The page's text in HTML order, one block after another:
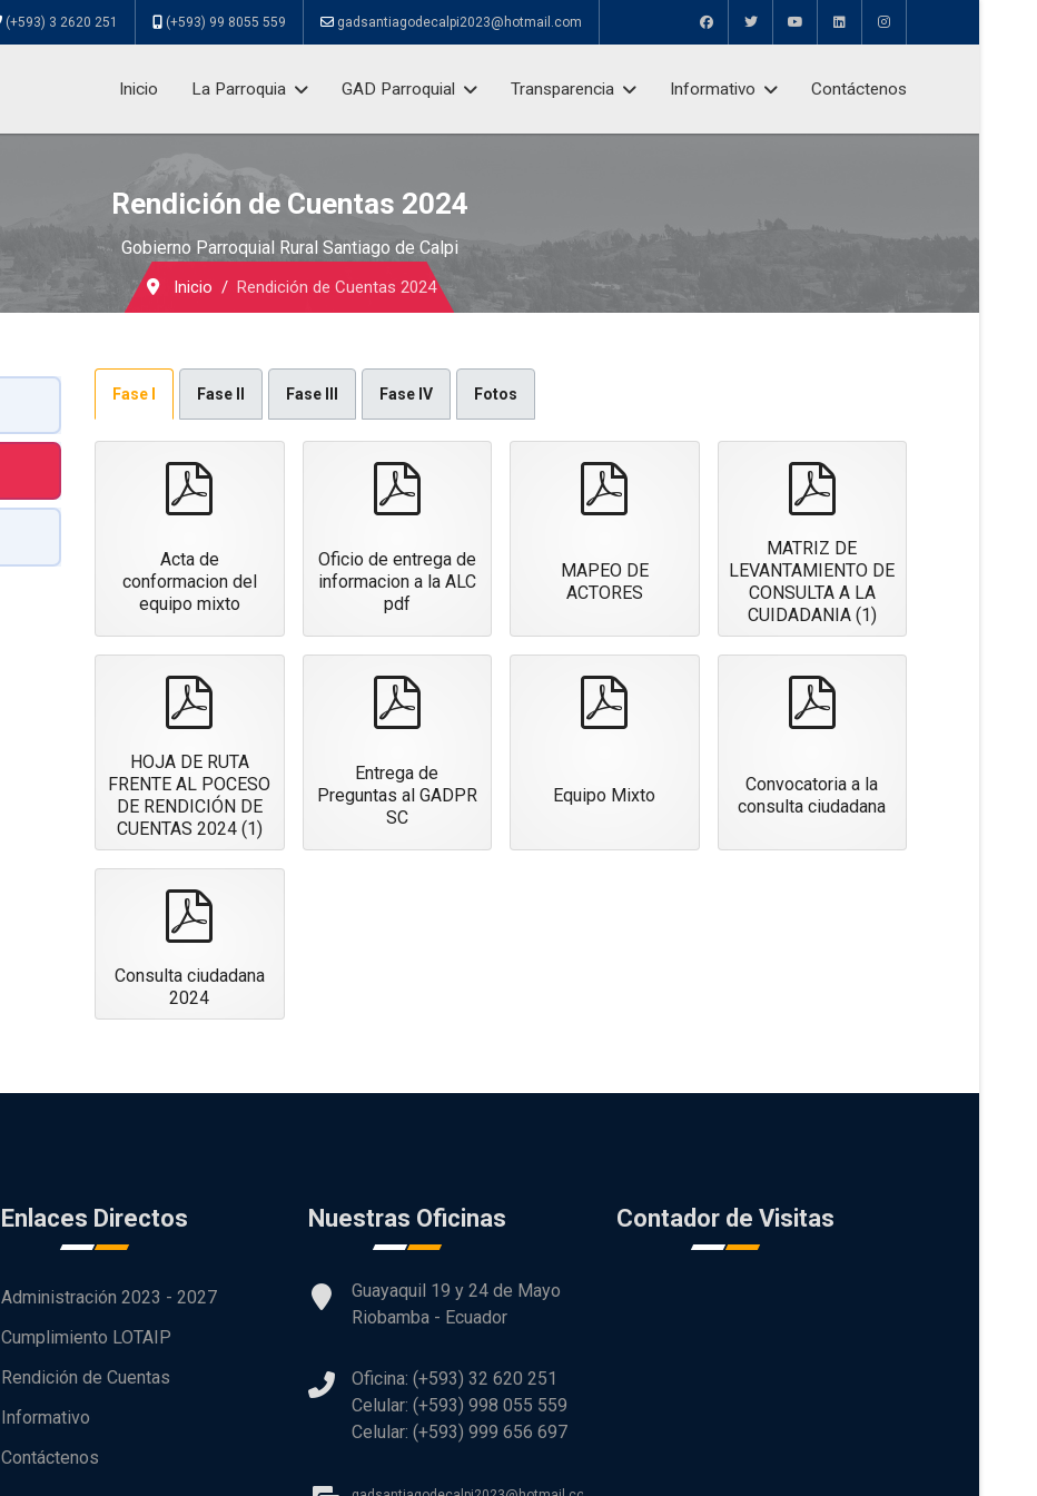
(+593) 3 2620 251 (+593) 99 8055 559 gadsantiagodecalpi2023@hotmail.com
Inicio La Parroquia GAD Parroquial Transparencia Informativo Contáctenos
Rendición de Cuentas 2024
Gobierno Parroquial Rural Santiago de Calpi
Inicio Rendición de Cuentas 2024
Fase I Fase II Fase III Fase IV Fotos
Acta de
conformacion del
equipo mixto
Oficio de entrega de
informacion a la ALC
pdf
MAPEO DE
ACTORES
MATRIZ DE
LEVANTAMIENTO DE
CONSULTA A LA
CUIDADANIA (1)
HOJA DE RUTA
FRENTE AL POCESO
DE RENDICIÓN DE
CUENTAS 2024 (1)
Entrega de
Preguntas al GADPR
SC
Equipo Mixto
Convocatoria a la
consulta ciudadana
Consulta ciudadana
2024
Enlaces Directos
Administración 2023 - 2027
Cumplimiento LOTAIP
Rendición de Cuentas
Informativo
Contáctenos
Nuestras Oficinas
Guayaquil 19 y 24 de Mayo
Riobamba - Ecuador
Oficina: (+593) 32 620 251
Celular: (+593) 998 055 559
Celular: (+593) 999 656 697
Contador de Visitas